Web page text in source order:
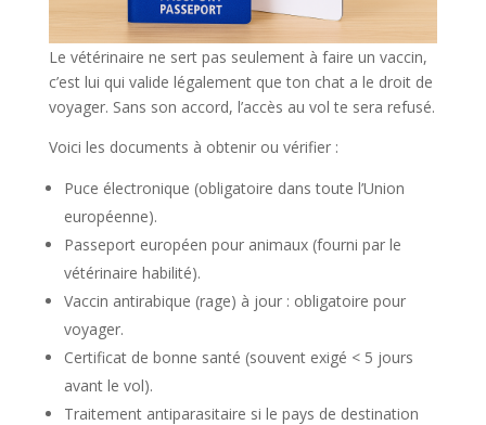
Le vétérinaire ne sert pas seulement à faire un vaccin,
c’est lui qui valide légalement que ton chat a le droit de
voyager. Sans son accord, l’accès au vol te sera refusé.
Voici les documents à obtenir ou vérifier :
Puce électronique (obligatoire dans toute l’Union
européenne).
Passeport européen pour animaux (fourni par le
vétérinaire habilité).
Vaccin antirabique (rage) à jour : obligatoire pour
voyager.
Certificat de bonne santé (souvent exigé < 5 jours
avant le vol).
Traitement antiparasitaire si le pays de destination